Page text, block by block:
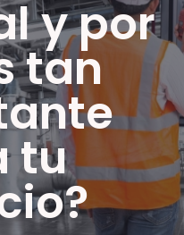
y por
tan
tu